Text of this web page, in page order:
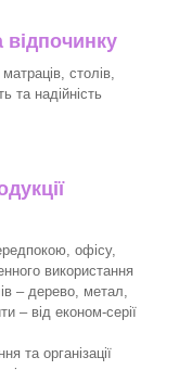
столів,
та надійність
офісу,
використання
– дерево, метал,
– від економ-серії
та організації